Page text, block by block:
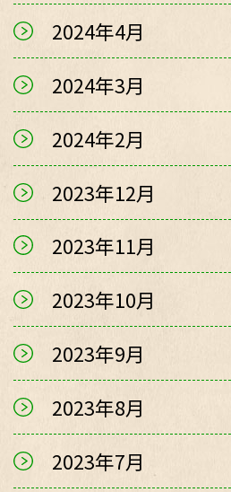
2024年4月
2024年3月
2024年2月
2023年12月
2023年11月
2023年10月
2023年9月
2023年8月
2023年7月